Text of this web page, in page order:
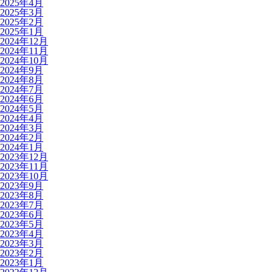
2025年4月
2025年3月
2025年2月
2025年1月
2024年12月
2024年11月
2024年10月
2024年9月
2024年8月
2024年7月
2024年6月
2024年5月
2024年4月
2024年3月
2024年2月
2024年1月
2023年12月
2023年11月
2023年10月
2023年9月
2023年8月
2023年7月
2023年6月
2023年5月
2023年4月
2023年3月
2023年2月
2023年1月